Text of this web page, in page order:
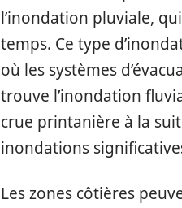
l’inondation pluviale,
temps. Ce type
où les systèmes
trouve l’inondation
crue printanière à la
inondations
Les zones côtières